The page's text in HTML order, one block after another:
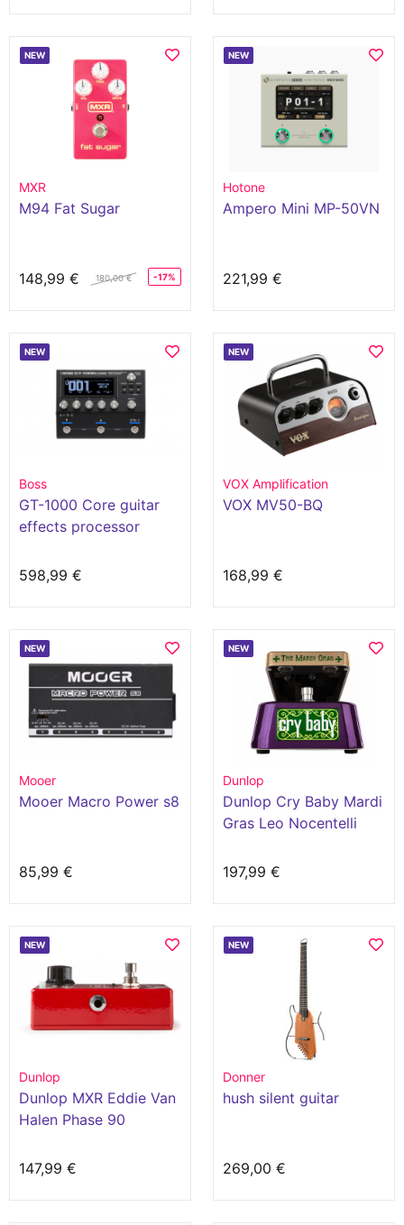
NEW
MXR
M94 Fat Sugar
148,99 € 180,00 € -17%
NEW
Hotone
Ampero Mini MP-50VN
221,99 €
NEW
Boss
GT-1000 Core guitar
effects processor
598,99 €
NEW
VOX Amplification
VOX MV50-BQ
168,99 €
NEW
Mooer
Mooer Macro Power s8
85,99 €
NEW
Dunlop
Dunlop Cry Baby Mardi
Gras Leo Nocentelli
197,99 €
NEW
Dunlop
Dunlop MXR Eddie Van
Halen Phase 90
147,99 €
NEW
Donner
hush silent guitar
269,00 €